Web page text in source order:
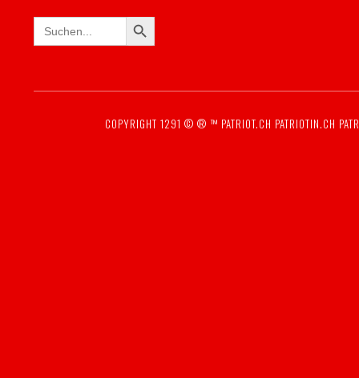
Search
for:
SEARCH BUTTON
COPYRIGHT 1291 © ® ™ PATRIOT.CH PATRIOTIN.CH